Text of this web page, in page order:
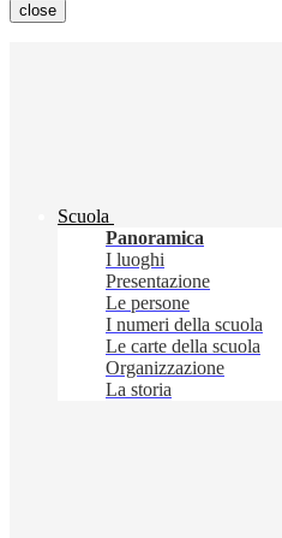
close
Scuola
Panoramica
I luoghi
Presentazione
Le persone
I numeri della scuola
Le carte della scuola
Organizzazione
La storia